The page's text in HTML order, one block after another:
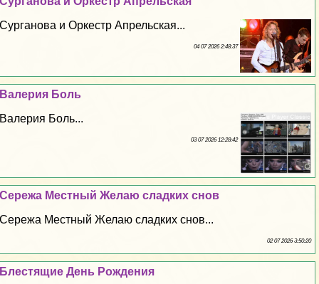
Сурганова и Оркестр Апрельская...
04 07 2026 2:48:37
Валерия Боль
Валерия Боль...
03 07 2026 12:28:42
Сережа Местный Желаю сладких снов
Сережа Местный Желаю сладких снов...
02 07 2026 3:50:20
Блестящие День Рождения